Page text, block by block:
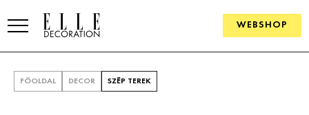
WEBSHOP
FŐOLDAL DECOR SZÉP TEREK